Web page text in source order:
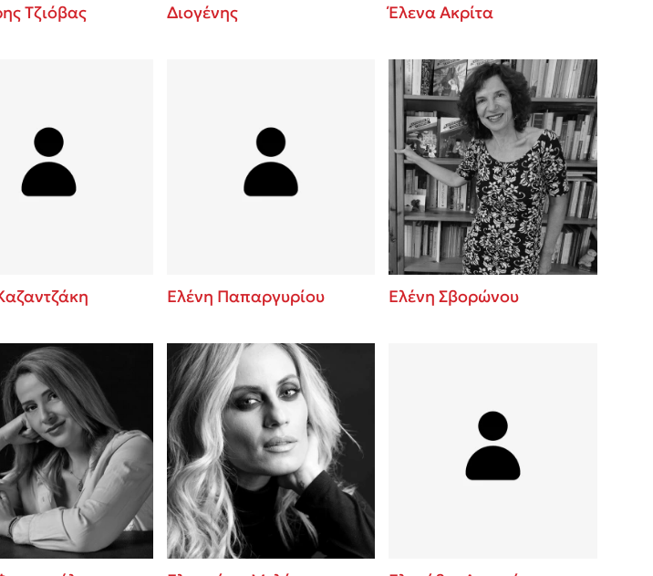
Τζιόβας Διογένης Έλενα Ακρίτα
Ελένη Παπαργυρίου Ελένη Σβορώνου